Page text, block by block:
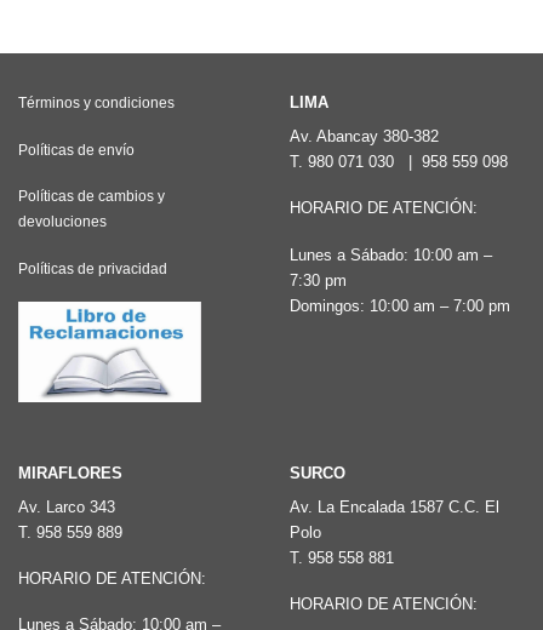
Términos y condiciones
Políticas de envío
Políticas de cambios y
devoluciones
Políticas de privacidad
LIMA
Av. Abancay 380-382
T. 980 071 030 958 559 098
HORARIO DE ATENCIÓN:
Lunes a Sábado: 10:00 am –
7:30 pm
Domingos: 10:00 am – 7:00 pm
MIRAFLORES
Av. Larco 343
T. 958 559 889
HORARIO DE ATENCIÓN:
Lunes a Sábado: 10:00 am –
SURCO
Av. La Encalada 1587 C.C. El
Polo
T. 958 558 881
HORARIO DE ATENCIÓN: